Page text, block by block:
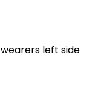
left side